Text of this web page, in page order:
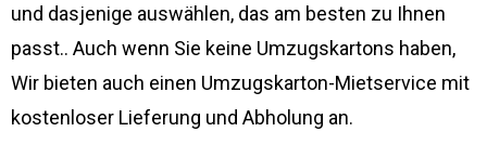
und dasjenige auswählen, das am besten zu Ihnen
passt.. Auch wenn Sie keine Umzugskartons haben,
Wir bieten auch einen Umzugskarton-Mietservice mit
kostenloser Lieferung und Abholung an.